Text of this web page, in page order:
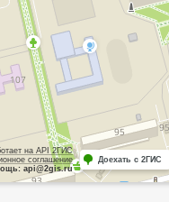
на API 2ГИС
соглашение
api@2gis.ru
Доехать с 2ГИС